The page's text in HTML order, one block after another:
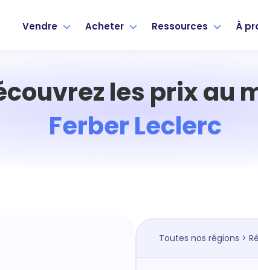
Vendre Acheter Ressources À
les prix au
Ferber Leclerc
Toutes nos régions >